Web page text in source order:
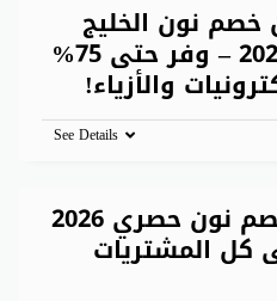
خصم نون الخليج
رمضان 2026 – وفر حتى 75%
والأزياء!
See Details
كوبون خصم نون حصري 2026
كل المشتريات